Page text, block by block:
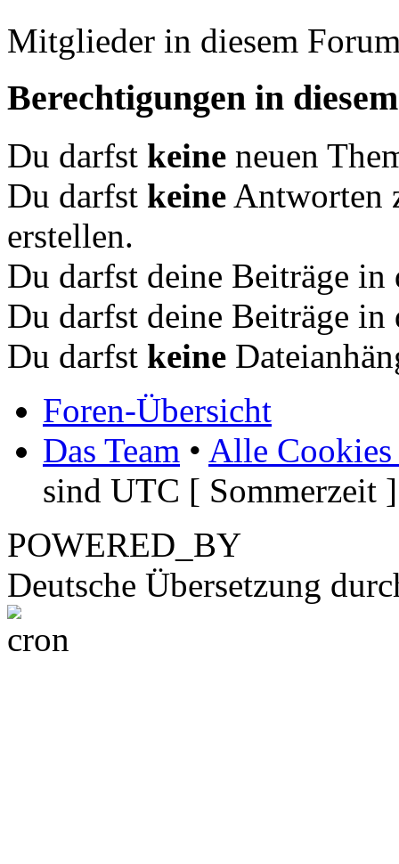
Mitglieder in diesem
Berechtigungen in
Du darfst keine neuen
Du darfst keine Antworten
erstellen.
Du darfst deine Beiträge
Du darfst deine Beiträge
Du darfst keine
Foren-Übersicht
Das Team • Alle Cookies
sind UTC [ Sommerzeit ]
POWERED_BY
Deutsche Übersetzung